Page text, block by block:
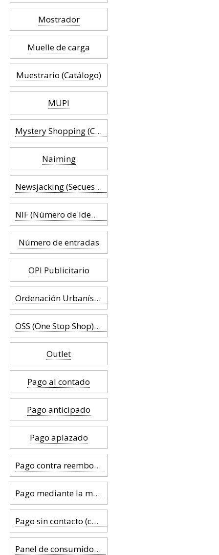
Mostrador
Muelle de carga
Muestrario (Catálogo)
MUPI
Mystery Shopping (Cliente Misterioso)
Naiming
Newsjacking (Secuestro de noticias)
NIF (Número de Identificación Fiscal)
Número de entradas
OPI Publicitario
Ordenación Urbanística del Comercio
OSS (One Stop Shop) o ventanilla única
Outlet
Pago al contado
Pago anticipado
Pago aplazado
Pago contra reembolso
Pago mediante la mano
Pago sin contacto (contactless)
Panel de consumidores